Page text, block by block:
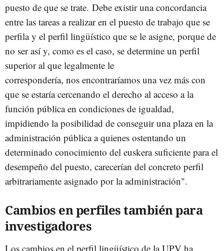
puesto de que se trate. Debe existir una concordancia
entre las tareas a realizar en el puesto de trabajo que se
perfila y el perfil lingüístico que se le asigne, porque de
no ser así y, como es el caso, se determine un perfil
superior al que legalmente le
correspondería, nos encontraríamos una vez más con
que se estaría cercenando el derecho al acceso a la
función pública en condiciones de igualdad,
impidiendo la posibilidad de conseguir una plaza en la
administración pública a quienes ostentando un
determinado conocimiento del euskera suficiente para el
desempeño del puesto, carecerían del concreto perfil
arbitrariamente asignado por la administración".
Cambios en perfiles también para
investigadores
Los cambios en el perfil lingüístico de la UPV ha